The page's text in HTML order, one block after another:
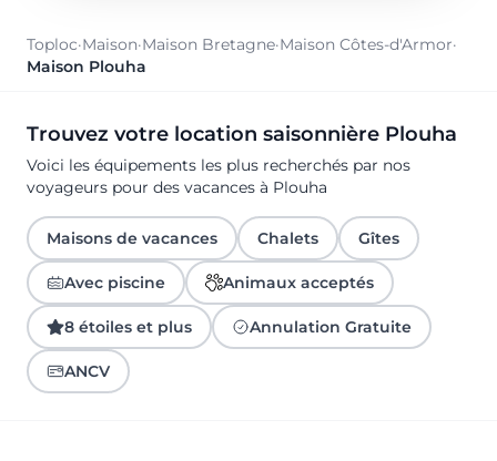
Toploc·Maison·Maison Bretagne·Maison Côtes-d'Armor·
Maison Plouha
Trouvez votre location saisonnière Plouha
Voici les équipements les plus recherchés par nos
voyageurs pour des vacances à Plouha
Maisons de vacances Chalets Gîtes
Avec piscine Animaux acceptés
8 étoiles et plus Annulation Gratuite
ANCV